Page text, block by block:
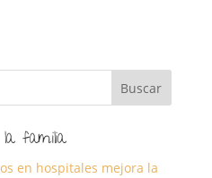
familia
en hospitales mejora la